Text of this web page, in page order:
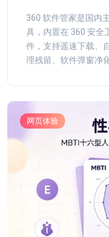
360 软件管家是国内
具，内置在 360 安全
件，支持遥速下载、
理残留、软件弹窗净
网页体验